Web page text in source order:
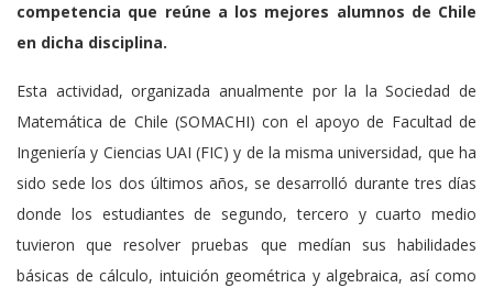
competencia que reúne a los mejores alumnos de Chile
en dicha disciplina.
Esta actividad, organizada anualmente por la la Sociedad de
Matemática de Chile (SOMACHI) con el apoyo de Facultad de
Ingeniería y Ciencias UAI (FIC) y de la misma universidad, que ha
sido sede los dos últimos años, se desarrolló durante tres días
donde los estudiantes de segundo, tercero y cuarto medio
tuvieron que resolver pruebas que medían sus habilidades
básicas de cálculo, intuición geométrica y algebraica, así como